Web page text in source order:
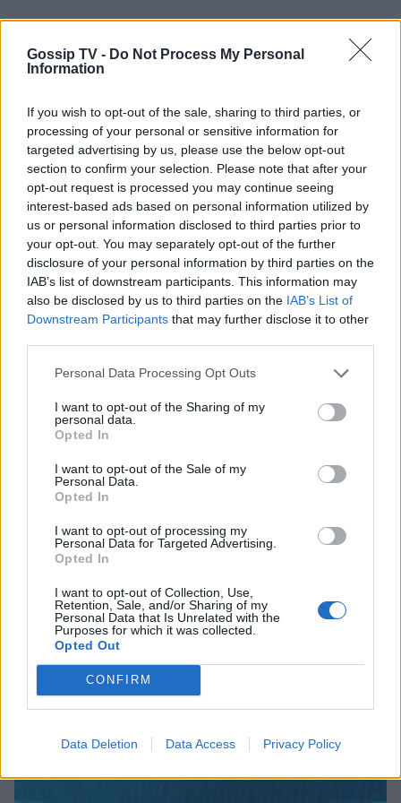
Gossip TV - Do Not Process My Personal
Information
If you wish to opt-out of the sale, sharing to third parties, or
processing of your personal or sensitive information for
targeted advertising by us, please use the below opt-out
section to confirm your selection. Please note that after your
opt-out request is processed you may continue seeing
interest-based ads based on personal information utilized by
us or personal information disclosed to third parties prior to
your opt-out. You may separately opt-out of the further
disclosure of your personal information by third parties on the
IAB’s list of downstream participants. This information may
also be disclosed by us to third parties on the IAB’s List of
Downstream Participants that may further disclose it to other
Personal Data Processing Opt Outs
I want to opt-out of the Sharing of my
personal data.
Opted In
I want to opt-out of the Sale of my
Personal Data.
Opted In
I want to opt-out of processing my
Personal Data for Targeted Advertising.
Opted In
I want to opt-out of Collection, Use,
Retention, Sale, and/or Sharing of my
Personal Data that Is Unrelated with the
Purposes for which it was collected.
Opted Out
CONFIRM
Data Deletion Data Access Privacy Policy
ΡΟΗ ΕΙΔΗΣΕΩΝ
Γεράσιμος Γεννατάς: «Ζούμε σε μια
εποχή που ντροπιάζει το ανθρώπινο
πλάσμα»
SHOWBIZ
Μαρία Ηλιάκη: Το makeup των
διακοπών, η αμφιβολία & η
αντίδραση στην απάντηση του
Στέλιου Μανουσάκη
«Εγώ, το κορίτσι μου & το
ηλιοβασίλεμα» - Η Καινούργιου με
σικ λευκό φόρεμα αγκαλιά με την
κόρη της
SHOWBIZ
διαφορετικό καλοκαίρι με τον γιο
της και το road trip που θα
θυμούνται
SHOWBIZ
22 χρόνια χωρίς τον Δημήτρη
Παπαμιχαήλ – Το αφιέρωμα της
Finos Film στον αξέχαστο ηθοποιό
«Ένα διαφορετικό καλοκαίρι»,
DPG NETWORK